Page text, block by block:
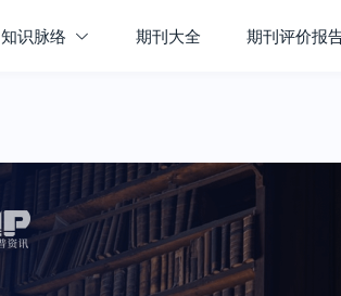
知识脉络 期刊大全 期刊评价报